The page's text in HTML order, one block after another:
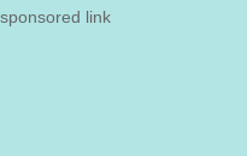
sponsored link